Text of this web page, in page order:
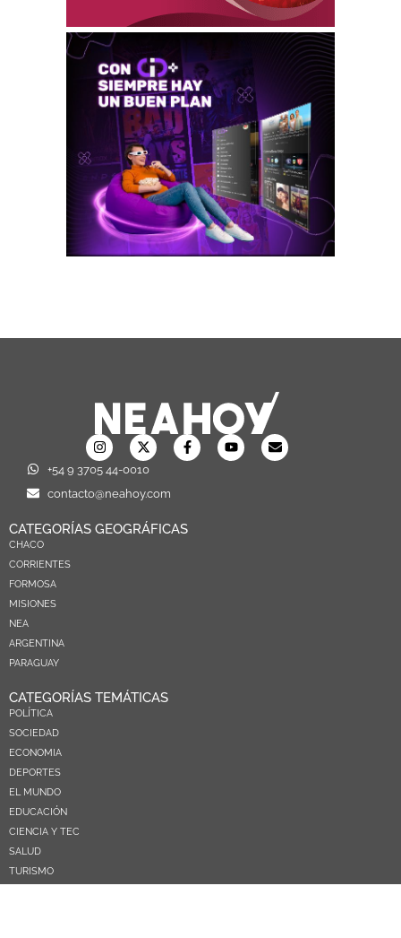
+54 9 3705 44-0010
contacto@neahoy.com
CATEGORÍAS GEOGRÁFICAS
CHACO
CORRIENTES
FORMOSA
MISIONES
NEA
ARGENTINA
PARAGUAY
CATEGORÍAS TEMÁTICAS
POLÍTICA
SOCIEDAD
ECONOMIA
DEPORTES
EL MUNDO
EDUCACIÓN
CIENCIA Y TEC
SALUD
TURISMO